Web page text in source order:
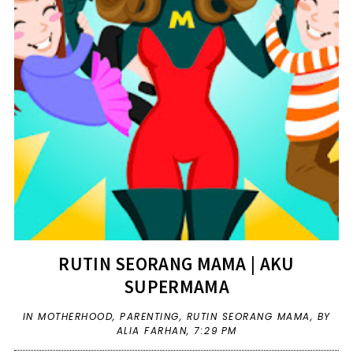
RUTIN SEORANG MAMA | AKU
SUPERMAMA
IN MOTHERHOOD, PARENTING, RUTIN SEORANG MAMA, BY
ALIA FARHAN, 7:29 PM